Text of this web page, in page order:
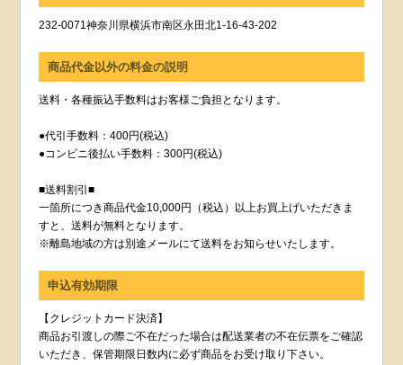
232-0071神奈川県横浜市南区永田北1-16-43-202
商品代金以外の料金の説明
送料・各種振込手数料はお客様ご負担となります。
●代引手数料：400円(税込)
●コンビニ後払い手数料：300円(税込)
■送料割引■
一箇所につき商品代金10,000円（税込）以上お買上げいただきま
すと、送料が無料となります。
※離島地域の方は別途メールにて送料をお知らせいたします。
申込有効期限
【クレジットカード決済】
商品お引渡しの際ご不在だった場合は配送業者の不在伝票をご確認
いただき、保管期限日数内に必ず商品をお受け取り下さい。